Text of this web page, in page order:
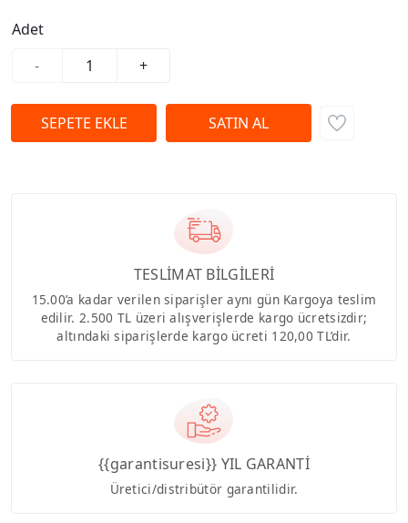
Adet
-
+
TESLİMAT BİLGİLERİ
15.00’a kadar verilen siparişler aynı gün Kargoya teslim
edilir. 2.500 TL üzeri alışverişlerde kargo ücretsizdir;
altındaki siparişlerde kargo ücreti 120,00 TL’dir.
{{garantisuresi}} YIL GARANTİ
Üretici/distribütör garantilidir.